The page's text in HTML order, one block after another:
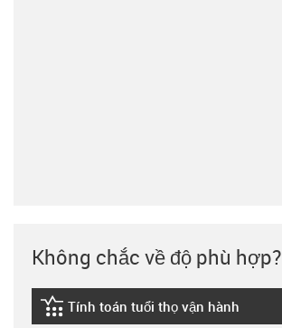
Không chắc về độ phù hợp?
igus-icon-lebensdauerrechner
Tính toán tuổi thọ vận hành